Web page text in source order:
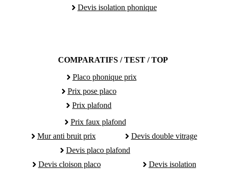
Devis isolation phonique
COMPARATIFS / TEST / TOP
Placo phonique prix
Prix pose placo
Prix plafond
Prix faux plafond
Mur anti bruit prix
Devis double vitrage
Devis placo plafond
Devis cloison placo
Devis isolation